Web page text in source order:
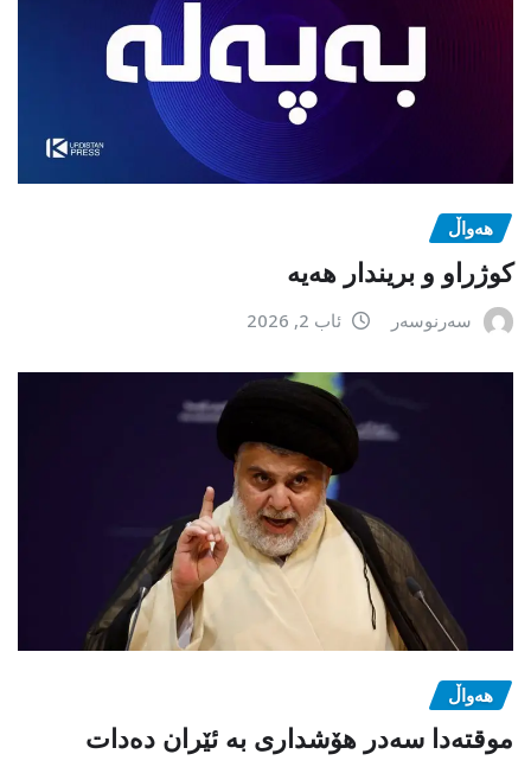
هەواڵ
كوژراو و بریندار هەیە
سەرنوسەر ئاب 2, 2026
هەواڵ
موقتەدا سەدر هۆشداری بە ئێران دەدات